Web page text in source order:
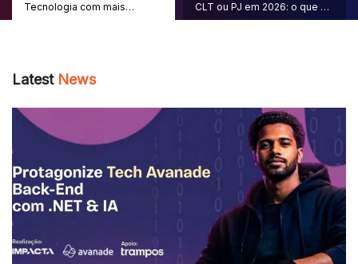
Tecnologia com mais
CLT ou PJ em 2026: o que os
dados do mercado criativo
Latest News